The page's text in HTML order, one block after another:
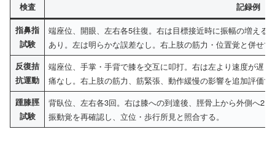
検査 記録例
指鼻指
試験
端座位、開眼、左右各5往復。右は目標接近時に振幅の増える
あり。左は明らかな誤差なし。右上肢の筋力・位置覚と併せて
反復拮
抗運動
端座位、手掌・手背で膝を交互に叩打。右は左より速度が遅
痛なし。右上肢の筋力、筋緊張、動作緩慢の影響を追加評価す
踵膝脛
試験
背臥位、左右各3回。右は膝への到達後、脛骨上から外側へ2
振動覚を再確認し、立位・歩行所見と照合する。